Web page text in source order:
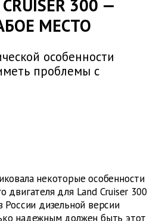
300 —
МЕСТО
особенности
проблемы с
некоторые особенности
двигателя для Land Cruiser 300
дизельной версии
надежным должен быть этот